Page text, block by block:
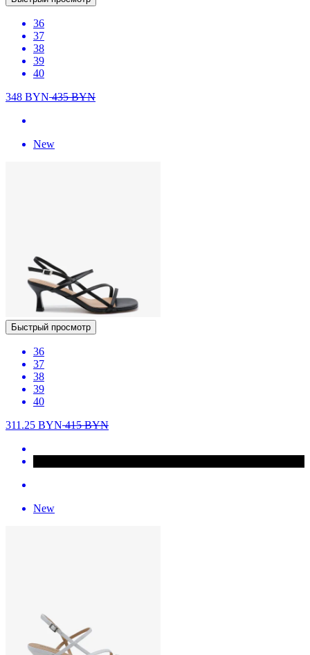
36
37
38
39
40
348 BYN435BYN
New
Быстрый просмотр
36
37
38
39
40
311.25 BYN415BYN
New